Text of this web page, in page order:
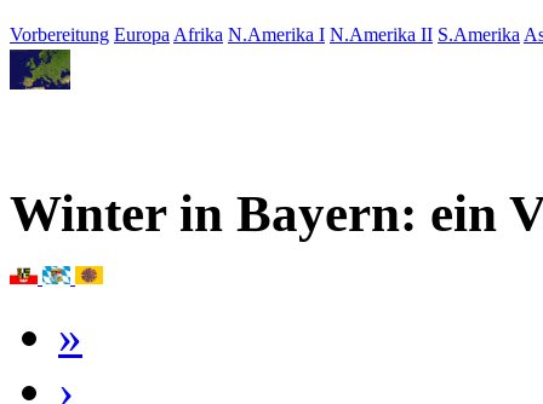
Vorbereitung Europa Afrika N.Amerika I N.Amerika II S.Amerika
Winter in Bayern: ein
»
›